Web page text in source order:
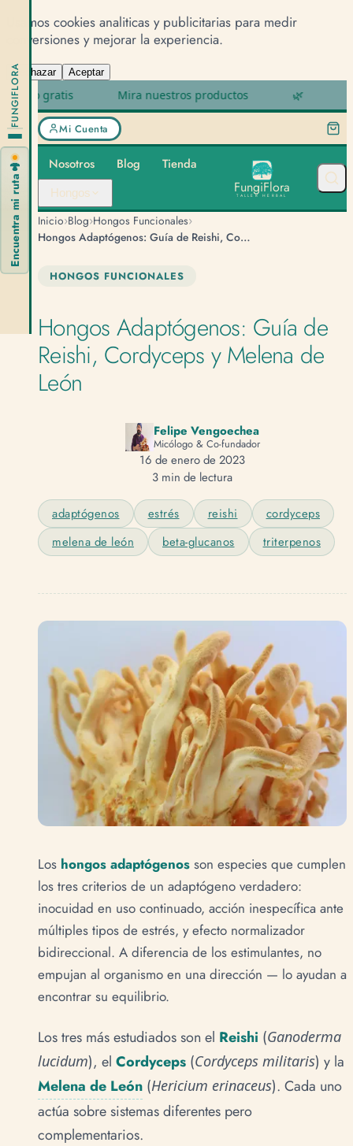
Usamos cookies analiticas y publicitarias para medir
conversiones y mejorar la experiencia.
Rechazar Aceptar
FUNGIFLORA
🍄
Encuentra mi ruta
Mira nuestros productos
Mi Cuenta
Nosotros Blog Tienda
Hongos FungiFlora
TALLER HERBAL
Inicio›Blog›Hongos Funcionales›
Hongos Adaptógenos: Guía de Reishi, Cordyceps y Melena de León
HONGOS FUNCIONALES
Hongos Adaptógenos: Guía de
Reishi, Cordyceps y Melena de
León
Felipe Vengoechea
Micólogo & Co-fundador
16 de enero de 2023
3 min de lectura
adaptógenos estrés reishi
cordyceps
melena de león
beta-glucanos triterpenos
Los hongos adaptógenos son especies que cumplen
los tres criterios de un adaptógeno verdadero:
inocuidad en uso continuado, acción inespecífica ante
múltiples tipos de estrés, y efecto normalizador
bidireccional. A diferencia de los estimulantes, no
empujan al organismo en una dirección — lo ayudan a
encontrar su equilibrio.
Los tres más estudiados son el Reishi (Ganoderma
lucidum), el Cordyceps (Cordyceps militaris) y la
Melena de León (Hericium erinaceus). Cada uno
actúa sobre sistemas diferentes pero
complementarios.